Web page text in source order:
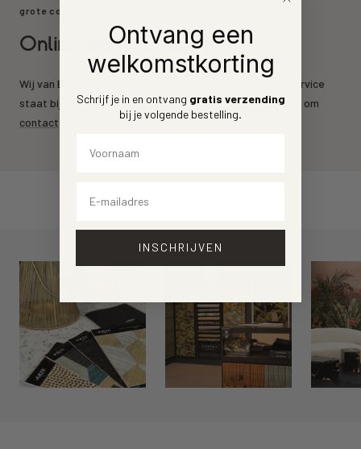
grote collectie
Online behang kopen
Wij van Behang.nl leveren de mooiste behang merken. Service
staat bij ons voorrop. Heeft u een vraag? Aarzel dan niet om
contact op te nemen.
Ontvang een
welkomstkorting
Schrijf je in en ontvang gratis verzending
bij je volgende bestelling.
INSCHRIJVEN